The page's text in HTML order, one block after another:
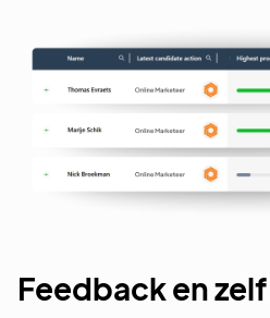
Feedback en